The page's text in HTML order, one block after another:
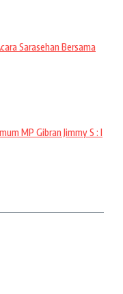
Sarasehan Bersama
MP Gibran Jimmy S : I